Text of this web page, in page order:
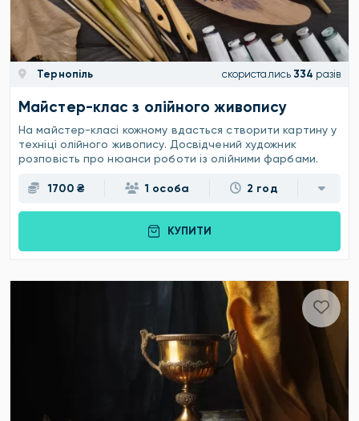
Тернопіль скористались 334 разів
Майстер-клас з олійного живопису
На майстер-класі кожному вдасться створити картину у
техніці олійного живопису. Досвідчений художник
розповість про нюанси роботи із олійними фарбами.
1700 ₴ 1 особа 2 год
КУПИТИ